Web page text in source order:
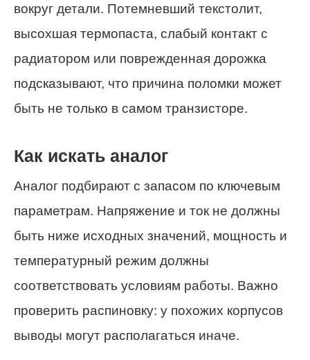
вокруг детали. Потемневший текстолит,
высохшая термопаста, слабый контакт с
радиатором или поврежденная дорожка
подсказывают, что причина поломки может
быть не только в самом транзисторе.
Как искать аналог
Аналог подбирают с запасом по ключевым
параметрам. Напряжение и ток не должны
быть ниже исходных значений, мощность и
температурный режим должны
соответствовать условиям работы. Важно
проверить распиновку: у похожих корпусов
выводы могут располагаться иначе.